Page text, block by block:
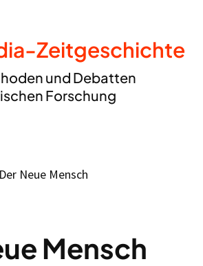
Zeitgeschichte
und Debatten
Forschung
Der Neue Mensch
Mensch